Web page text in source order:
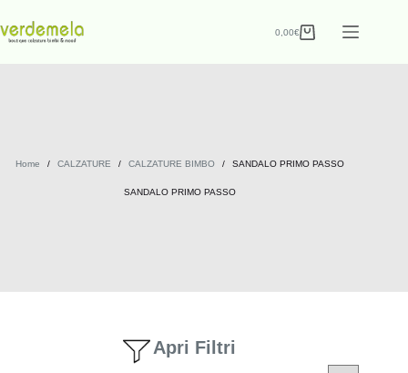
0,00€
Home / CALZATURE / CALZATURE BIMBO / SANDALO PRIMO PASSO
SANDALO PRIMO PASSO
Apri Filtri